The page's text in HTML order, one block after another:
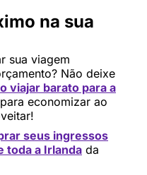
na sua
sua viagem
Não deixe
viajar barato para a
economizar ao
seus ingressos
toda a Irlanda da